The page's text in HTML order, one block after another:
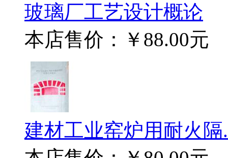
玻璃厂工艺设计概论
本店售价：
￥88.00元
建材工业窑炉用耐火隔